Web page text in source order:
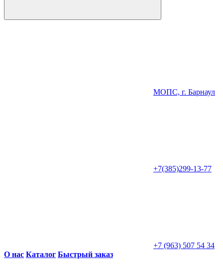
МОПС, г. Барнаул
+7(385)299-13-77
+7 (963) 507 54 34
О нас Каталог Быстрый заказ